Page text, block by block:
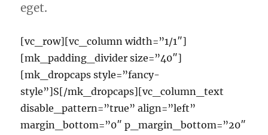
eget.
[vc_row][vc_column width=”1/1″]
[mk_padding_divider size=”40″]
[mk_dropcaps style=”fancy-
style”]S[/mk_dropcaps][vc_column_text
disable_pattern=”true” align=”left”
margin_bottom=”0″ p_margin_bottom=”20″